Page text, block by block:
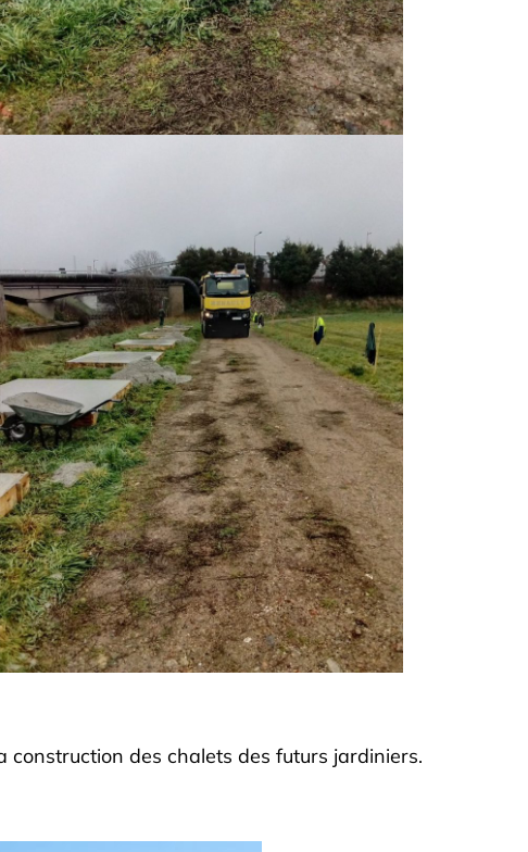
des chalets des futurs jardiniers.